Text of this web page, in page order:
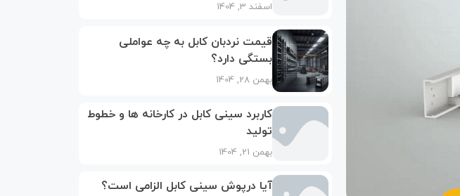
اسفند 3, 1404
قیمت نردبان کابل به چه عواملی
بستگی دارد؟
بهمن 28, 1404
کاربرد سینی کابل در کارخانه‌ ها و خطوط
تولید
بهمن 21, 1404
آیا درپوش سینی کابل الزامی است؟